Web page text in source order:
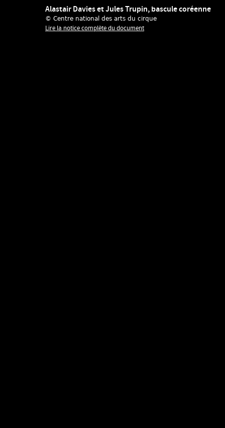
Alastair Davies et Jules Trupin, bascule coréenne
© Centre national des arts du cirque
Lire la notice complète du document